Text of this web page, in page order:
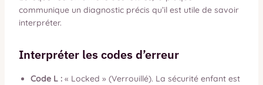
communique un diagnostic précis qu’il est utile de savoir
interpréter.
Interpréter les codes d’erreur
Code L :« Locked » (Verrouillé). La sécurité enfant est